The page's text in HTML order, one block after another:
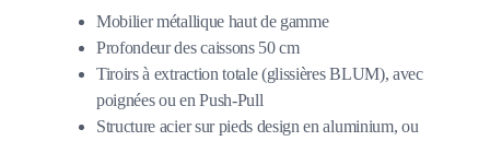
Mobilier métallique haut de gamme
Profondeur des caissons 50 cm
Tiroirs à extraction totale (glissières BLUM), avec
poignées ou en Push-Pull
Structure acier sur pieds design en aluminium, ou